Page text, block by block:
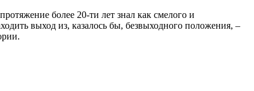
более 20-ти лет знал как смелого и
выход из, казалось бы, безвыходного положения, –